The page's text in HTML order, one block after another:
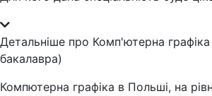
Детальніше про Комп'ютерна
бакалавра)
Компютерна графіка в Польші, на